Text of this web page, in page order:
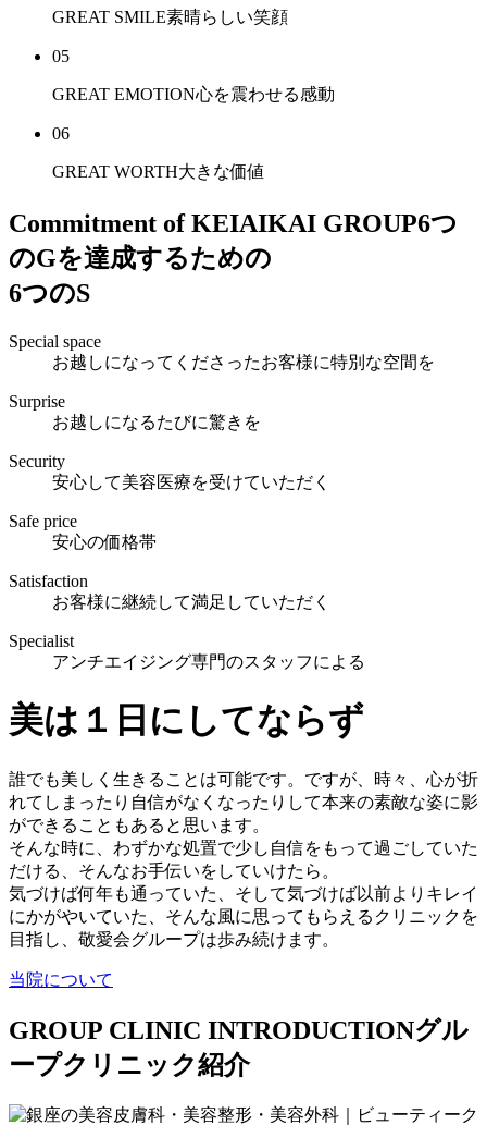
GREAT SMILE素晴らしい笑顔
05
GREAT EMOTION心を震わせる感動
06
GREAT WORTH大きな価値
Commitment of KEIAIKAI GROUP6つ
のGを達成するための
6つのS
Special space
お越しになってくださったお客様に特別な空間を
Surprise
お越しになるたびに驚きを
Security
安心して美容医療を受けていただく
Safe price
安心の価格帯
Satisfaction
お客様に継続して満足していただく
Specialist
アンチエイジング専門のスタッフによる
美は１日にしてならず
誰でも美しく生きることは可能です。ですが、時々、心が折
れてしまったり自信がなくなったりして本来の素敵な姿に影
ができることもあると思います。
そんな時に、わずかな処置で少し自信をもって過ごしていた
だける、そんなお手伝いをしていけたら。
気づけば何年も通っていた、そして気づけば以前よりキレイ
にかがやいていた、そんな風に思ってもらえるクリニックを
目指し、敬愛会グループは歩み続けます。
当院について
GROUP CLINIC INTRODUCTIONグル
ープクリニック紹介